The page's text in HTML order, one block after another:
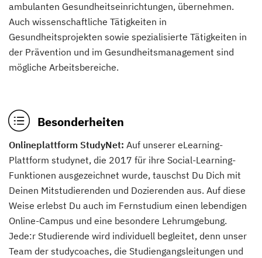
ambulanten Gesundheitseinrichtungen, übernehmen.
Auch wissenschaftliche Tätigkeiten in
Gesundheitsprojekten sowie spezialisierte Tätigkeiten in
der Prävention und im Gesundheitsmanagement sind
mögliche Arbeitsbereiche.
Besonderheiten
Onlineplattform StudyNet: Auf unserer eLearning-
Plattform studynet, die 2017 für ihre Social-Learning-
Funktionen ausgezeichnet wurde, tauschst Du Dich mit
Deinen Mitstudierenden und Dozierenden aus. Auf diese
Weise erlebst Du auch im Fernstudium einen lebendigen
Online-Campus und eine besondere Lehrumgebung.
Jede:r Studierende wird individuell begleitet, denn unser
Team der studycoaches, die Studiengangsleitungen und